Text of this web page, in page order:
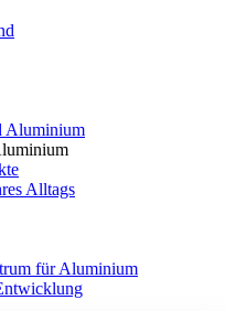
Aluminium
Alltags
für Aluminium